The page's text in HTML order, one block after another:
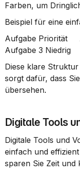
Farben, um
Beispiel für eine
Aufgabe Priorität
Aufgabe 3 Niedrig
Diese klare
sorgt dafür, dass
übersehen.
Digitale Tools
Digitale Tools und
einfach und
sparen Sie Zeit und